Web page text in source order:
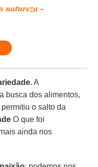
natureza -
. A
busca dos alimentos,
o salto da
O que foi
ainda nos